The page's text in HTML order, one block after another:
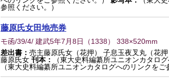
参照ください。）
藤原氏女田地売券
モ函/39/4/ 建武5年7月8日 （1338） 338×520mm
差出書： 売主藤原氏女（花押） 子息玉夜叉丸（花押
藤原氏女 刊本： （東大史料編纂所ユニオンカタロ
（東大史料編纂所ユニオンカタログへのリンクをご